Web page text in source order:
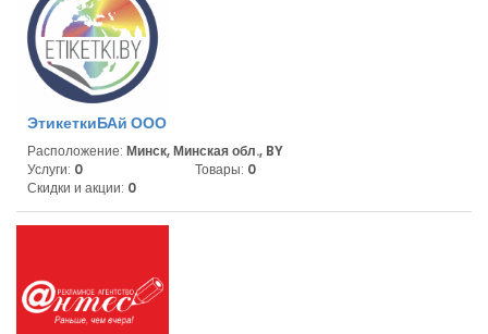
ЭтикеткиБАй ООО
Расположение: Минск, Минская обл., BY
Услуги: 0 Товары: 0
Скидки и акции: 0